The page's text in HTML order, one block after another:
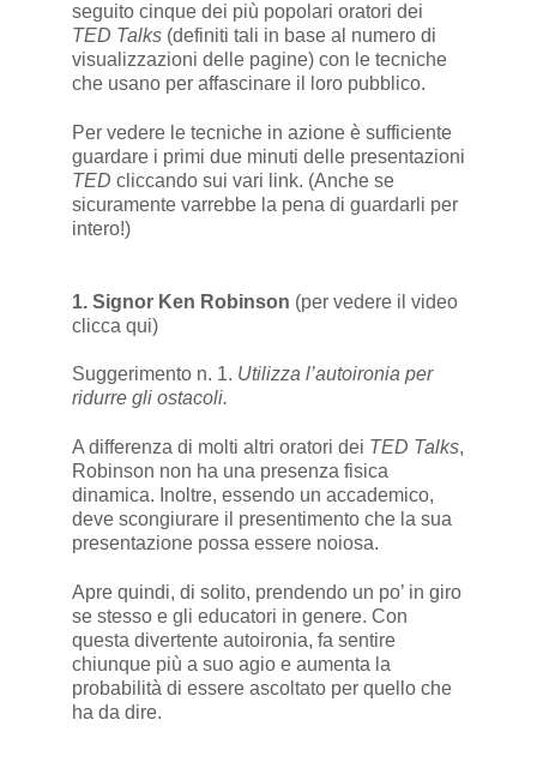
seguito cinque dei più popolari oratori dei
TED Talks(definiti tali in base al numero di
visualizzazioni delle pagine) con le tecniche
che usano per affascinare il loro pubblico.
Per vedere le tecniche in azione è sufficiente
guardare i primi due minuti delle presentazioni
TED cliccando sui vari link. (Anche se
sicuramente varrebbe la pena di guardarli per
intero!)
1. Signor Ken Robinson (per vedere il video
clicca qui)
Suggerimento n. 1. Utilizza l’autoironia per
ridurre gli ostacoli.
A differenza di molti altri oratori dei TED Talks,
Robinson non ha una presenza fisica
dinamica. Inoltre, essendo un accademico,
deve scongiurare il presentimento che la sua
presentazione possa essere noiosa.
Apre quindi, di solito, prendendo un po’ in giro
se stesso e gli educatori in genere. Con
questa divertente autoironia, fa sentire
chiunque più a suo agio e aumenta la
probabilità di essere ascoltato per quello che
ha da dire.